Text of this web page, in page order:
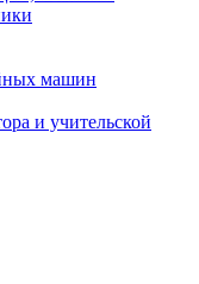
машин
и учительской